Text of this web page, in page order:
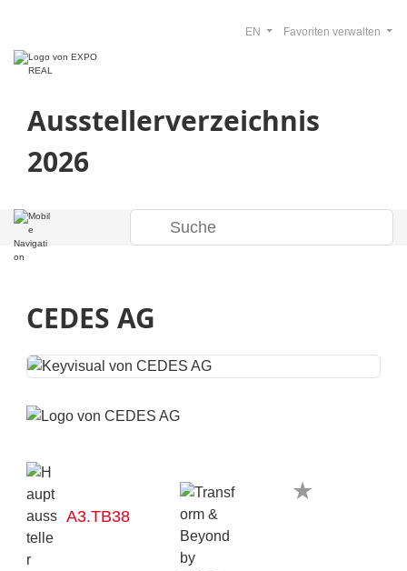
Ausstellerverzeichnis
2026
Favoriten verwalten
EN
CEDES AG
A3.TB38